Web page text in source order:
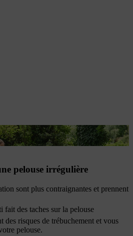
à tondre
pelouse irrégulière
sont plus contraignantes et prennent
fait des taches sur la pelouse
des risques de trébuchement et vous
pelouse.